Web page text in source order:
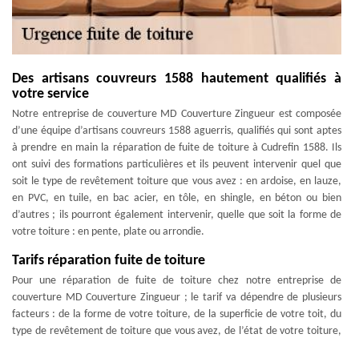
Des artisans couvreurs 1588 hautement qualifiés à
votre service
Notre entreprise de couverture MD Couverture Zingueur est composée
d’une équipe d’artisans couvreurs 1588 aguerris, qualifiés qui sont aptes
à prendre en main la réparation de fuite de toiture à Cudrefin 1588. Ils
ont suivi des formations particulières et ils peuvent intervenir quel que
soit le type de revêtement toiture que vous avez : en ardoise, en lauze,
en PVC, en tuile, en bac acier, en tôle, en shingle, en béton ou bien
d’autres ; ils pourront également intervenir, quelle que soit la forme de
votre toiture : en pente, plate ou arrondie.
Tarifs réparation fuite de toiture
Pour une réparation de fuite de toiture chez notre entreprise de
couverture MD Couverture Zingueur ; le tarif va dépendre de plusieurs
facteurs : de la forme de votre toiture, de la superficie de votre toit, du
type de revêtement de toiture que vous avez, de l’état de votre toiture,